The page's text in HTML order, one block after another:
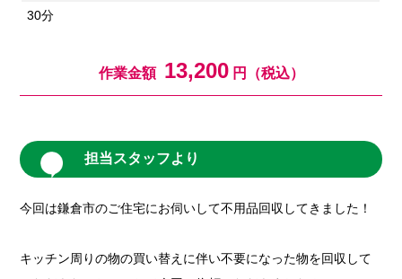
30分
作業金額 13,200円（税込）
担当スタッフより
今回は鎌倉市のご住宅にお伺いして不用品回収してきました！
キッチン周りの物の買い替えに伴い不要になった物を回収して